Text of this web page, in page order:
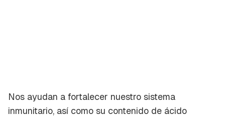
Nos ayudan a fortalecer nuestro sistema
inmunitario, así como su contenido de ácido